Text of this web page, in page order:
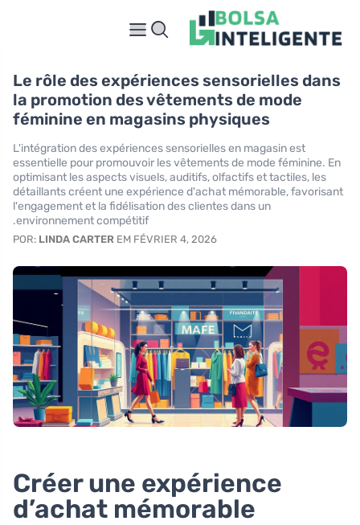
Le rôle des expériences sensorielles dans
la promotion des vêtements de mode
féminine en magasins physiques
L'intégration des expériences sensorielles en magasin est
essentielle pour promouvoir les vêtements de mode féminine. En
optimisant les aspects visuels, auditifs, olfactifs et tactiles, les
détaillants créent une expérience d'achat mémorable, favorisant
l'engagement et la fidélisation des clientes dans un
environnement compétitif.
POR: LINDA CARTER EM FÉVRIER 4, 2026
Créer une expérience
d’achat mémorable